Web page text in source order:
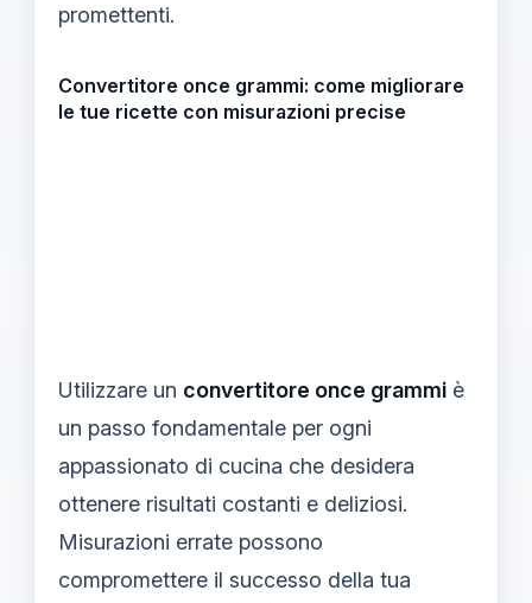
promettenti.
Convertitore once grammi: come migliorare
le tue ricette con misurazioni precise
Utilizzare un convertitore once grammi è
un passo fondamentale per ogni
appassionato di cucina che desidera
ottenere risultati costanti e deliziosi.
Misurazioni errate possono
compromettere il successo della tua